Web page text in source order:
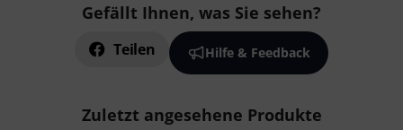
Gefällt Ihnen, was Sie sehen?
Teilen Hilfe & Feedback
Zuletzt angesehene Produkte